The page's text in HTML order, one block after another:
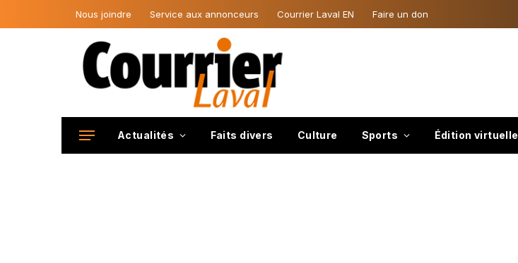
Nous joindre Service aux annonceurs Courrier Laval EN Faire un don
Actualités Faits divers Culture Sports Édition virtuelle